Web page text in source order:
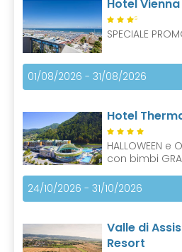
Hotel
S
SPECIALE
01/08/2026 - 31/08/2026
Hotel
HALLOWEEN e
con bimbi
24/10/2026 - 31/10/2026
Valle di
Resort